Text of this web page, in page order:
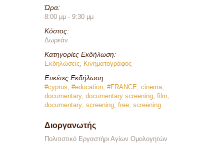
Ώρα:
8:00 μμ - 9:30 μμ
Κόστος:
Δωρεάν
Κατηγορίες Εκδήλωση:
Εκδηλώσεις Κινηματογράφος
Ετικέτες Εκδήλωση
#cyprus #education #FRANCE cinema
documentary, documentary screening film;
documentary; screening; free screening
Διοργανωτής
Πολιτιστικό Εργαστήρι Αγίων Ομολογητών